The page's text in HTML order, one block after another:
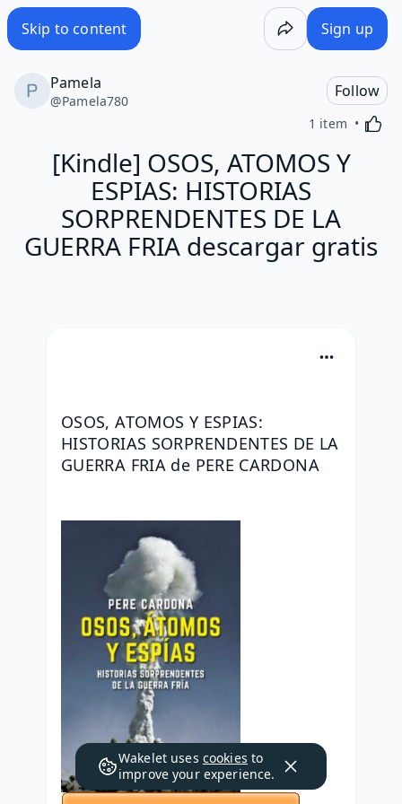
Skip to content Sign up
Pamela
@Pamela780
Follow
1 item
[Kindle] OSOS, ATOMOS Y
ESPIAS: HISTORIAS
SORPRENDENTES DE LA
GUERRA FRIA descargar gratis
OSOS, ATOMOS Y ESPIAS:
HISTORIAS SORPRENDENTES DE LA
GUERRA FRIA de PERE CARDONA
Wakelet uses cookies to
improve your experience.